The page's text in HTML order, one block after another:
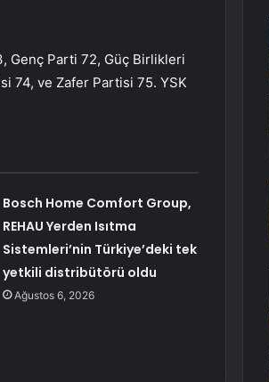
Genç Parti 72, Güç Birlikleri
74, ve Zafer Partisi 75. YSK
Bosch Home Comfort Group,
REHAU Yerden Isıtma
Sistemleri’nin Türkiye’deki tek
yetkili distribütörü oldu
Ağustos 6, 2026